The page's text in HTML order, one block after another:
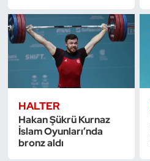
HALTER
Hakan Şükrü Kurnaz
İslam Oyunları’nda
bronz aldı
Dans Sporları
Dövüş Sanatı
Eskrim